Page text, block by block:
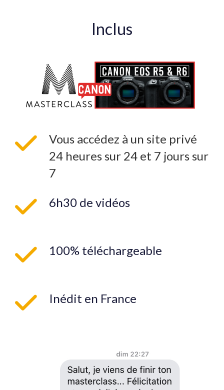
Inclus
Vous accédez à un site privé
24 heures sur 24 et 7 jours sur
7
6h30 de vidéos
100% téléchargeable
Inédit en France